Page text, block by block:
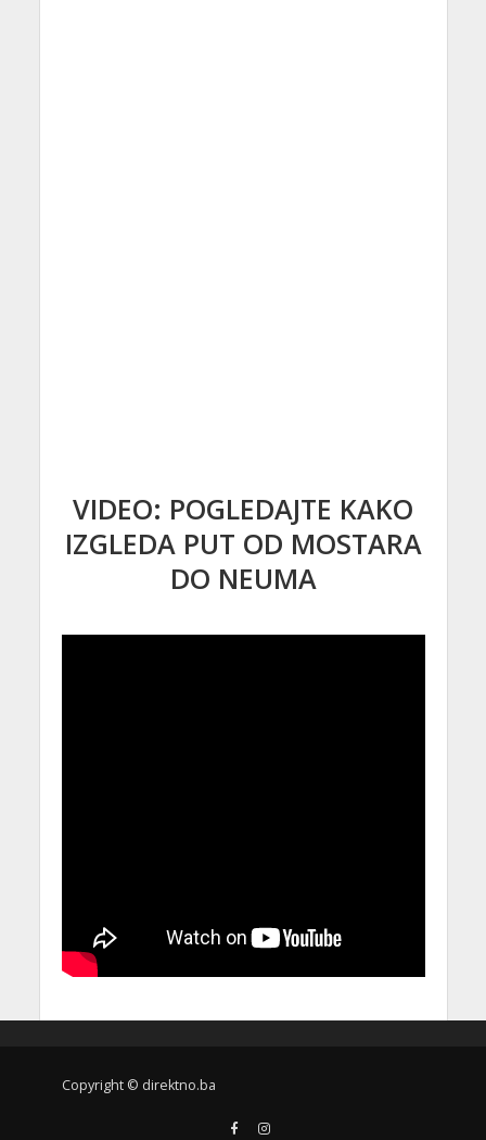
VIDEO: POGLEDAJTE KAKO
IZGLEDA PUT OD MOSTARA
DO NEUMA
Copyright © direktno.ba